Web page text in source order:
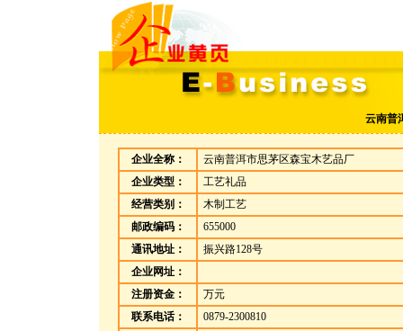
云南普
企业全称：
云南普洱市思茅区森宝木艺品厂
企业类型：
工艺礼品
经营类别：
木制工艺
邮政编码：
655000
通讯地址：
振兴路128号
企业网址：
注册资金：
万元
联系电话：
0879-2300810